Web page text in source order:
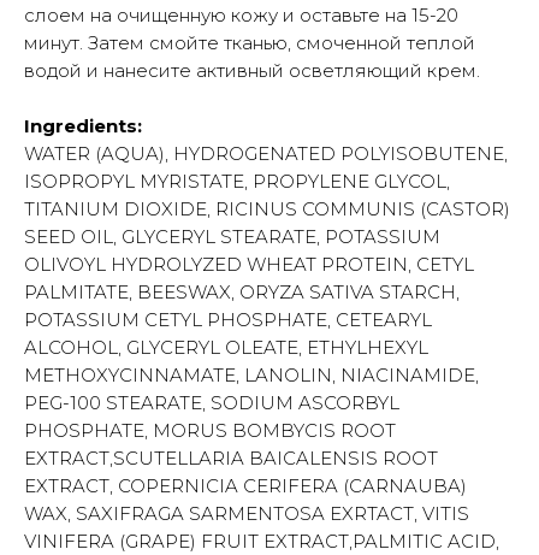
слоем на очищенную кожу и оставьте на 15-20
минут. Затем смойте тканью, смоченной теплой
водой и нанесите активный осветляющий крем.
Ingredients:
WATER (AQUA), HYDROGENATED POLYISOBUTENE,
ISOPROPYL MYRISTATE, PROPYLENE GLYCOL,
TITANIUM DIOXIDE, RICINUS COMMUNIS (CASTOR)
SEED OIL, GLYCERYL STEARATE, POTASSIUM
OLIVOYL HYDROLYZED WHEAT PROTEIN, CETYL
PALMITATE, BEESWAX, ORYZA SATIVA STARCH,
POTASSIUM CETYL PHOSPHATE, CETEARYL
ALCOHOL, GLYCERYL OLEATE, ETHYLHEXYL
METHOXYCINNAMATE, LANOLIN, NIACINAMIDE,
PEG-100 STEARATE, SODIUM ASCORBYL
PHOSPHATE, MORUS BOMBYCIS ROOT
EXTRACT,SCUTELLARIA BAICALENSIS ROOT
EXTRACT, COPERNICIA CERIFERA (CARNAUBA)
WAX, SAXIFRAGA SARMENTOSA EXRTACT, VITIS
VINIFERA (GRAPE) FRUIT EXTRACT,PALMITIC ACID,